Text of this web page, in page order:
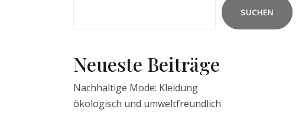
SUCHEN
Neueste Beiträge
Nachhaltige Mode: Kleidung
ökologisch und umweltfreundlich